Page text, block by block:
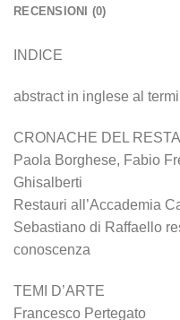
RECENSIONI (0)
INDICE
abstract in inglese al
CRONACHE DEL
Paola Borghese, Fabio
Ghisalberti
Restauri all’Accademia
Sebastiano di Raffaello
conoscenza
TEMI D’ARTE
Francesco Pertegato